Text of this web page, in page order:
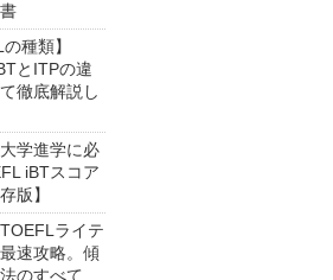
種類】
とITPの違
徹底解説し
学進学に必
iBTスコア
版】
TOEFLライテ
速攻略。傾
のすべて